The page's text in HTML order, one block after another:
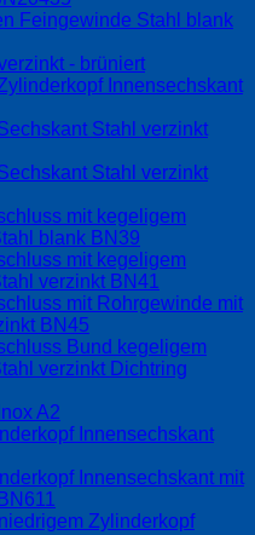
Feingewinde Stahl blank
- brüniert
Innensechskant
Stahl verzinkt
Stahl verzinkt
mit kegeligem
blank BN39
mit kegeligem
verzinkt BN41
mit Rohrgewinde mit
BN45
Bund kegeligem
verzinkt Dichtring
A2
Innensechskant
Innensechskant mit
Zylinderkopf